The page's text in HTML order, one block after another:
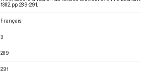
1882. pp. 289-291.
Français
3
289
291